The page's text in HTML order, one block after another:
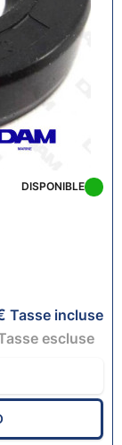
DISPONIBLE
Tasse incluse
escluse